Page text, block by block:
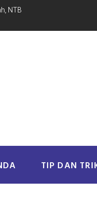
NTB
TIP DAN